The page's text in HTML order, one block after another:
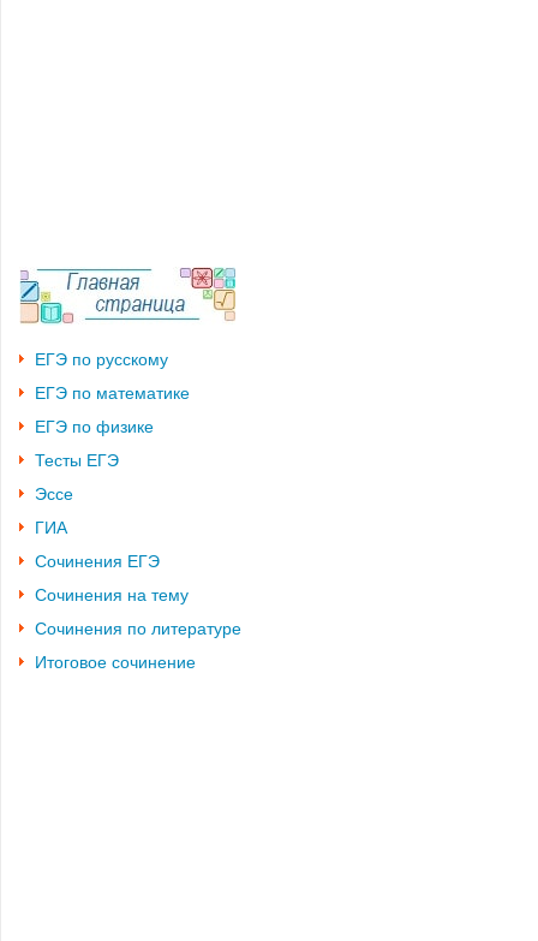
ЕГЭ по русскому
ЕГЭ по математике
ЕГЭ по физике
Тесты ЕГЭ
Эссе
ГИА
Сочинения ЕГЭ
Сочинения на тему
Сочинения по литературе
Итоговое сочинение